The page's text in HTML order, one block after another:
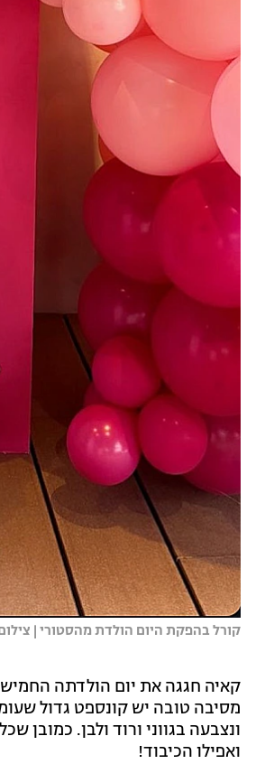
קורל בהפקת היום הולדת מהסטורי |
קאיה חגגה את יום הולדתה
מסיבה טובה יש קונספט גדול
ונצבעה בגווני ורוד ולבן.
ואפילו הכיבוד!